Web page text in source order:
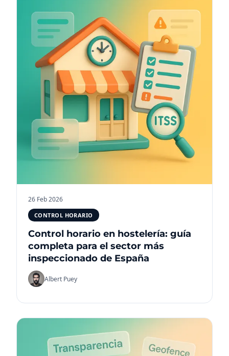
26 Feb 2026
CONTROL HORARIO
Control horario en hostelería: guía
completa para el sector más
inspeccionado de España
Albert Puey